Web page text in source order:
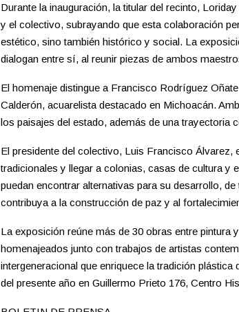
Durante la inauguración, la titular del recinto,
y el colectivo, subrayando que esta colaboración
estético, sino también histórico y social. La
dialogan entre sí, al reunir piezas de ambos
El homenaje distingue a Francisco Rodríguez
Calderón, acuarelista destacado en Michoacán.
los paisajes del estado, además de una trayectoria
El presidente del colectivo, Luis Francisco Álvarez,
tradicionales y llegar a colonias, casas de cultura y
puedan encontrar alternativas para su desarrollo,
contribuya a la construcción de paz y al
La exposición reúne más de 30 obras entre pintura
homenajeados junto con trabajos de artistas
intergeneracional que enriquece la tradición
del presente año en Guillermo Prieto 176, Centro